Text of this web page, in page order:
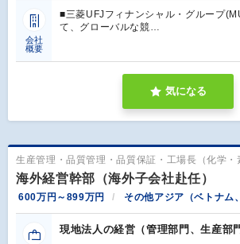
会社
概要
■三菱UFJフィナンシャル・グループ
て、グローバルな競…
気になる
生産管理・品質管理・品質保証・工場長（化学・
海外経営幹部（海外子会社赴任）
600万円～899万円 その他アジア（ベトナム
現地法人の経営（管理部門、生産部